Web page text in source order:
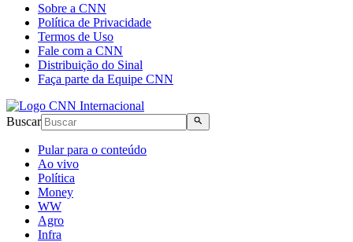
Sobre a CNN
Política de Privacidade
Termos de Uso
Fale com a CNN
Distribuição do Sinal
Faça parte da Equipe CNN
Buscar
Pular para o conteúdo
Ao vivo
Política
Money
WW
Agro
Infra